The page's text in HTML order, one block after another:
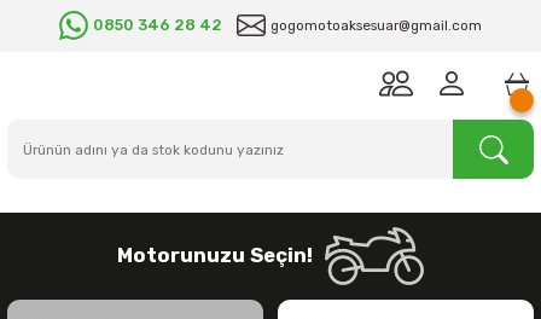
0850 346 28 42 gogomotoaksesuar@gmail.com
Motorunuzu Seçin!